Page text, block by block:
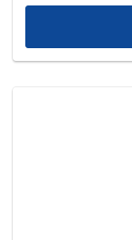
s